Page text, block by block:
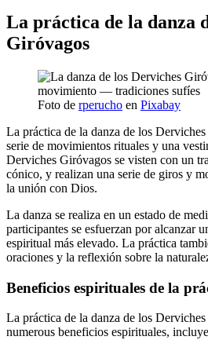
La práctica de la danza
Giróvagos
Foto de rperucho en Pixabay
La práctica de la danza de los
serie de movimientos rituales y una
Derviches Giróvagos se visten con un
cónico, y realizan una serie de giros y
la unión con Dios.
La danza se realiza en un estado de
participantes se esfuerzan por alcanzar
espiritual más elevado. La práctica
oraciones y la reflexión sobre la
Beneficios espirituales de la
La práctica de la danza de los
numerous beneficios espirituales,